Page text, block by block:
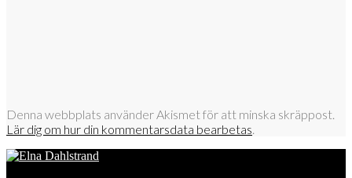
Denna webbplats använder Akismet för att minska skräppost.
Lär dig om hur din kommentarsdata bearbetas.